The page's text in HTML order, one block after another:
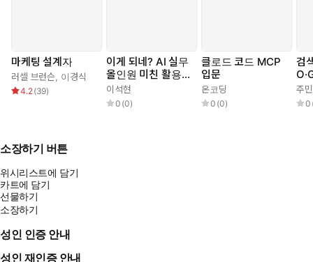
마케팅 설계자
러셀 브런슨, 이경식
4.2(39)
이게 되네? AI 실무
올인원 미친 활용법
71제
이석현
0 (0)
클로드 코드 MCP
입문
온코딩
0 (0)
검
주
0
소장하기 버튼
위시리스트에 담기
카트에 담기
선물하기
소장하기
성인 인증 안내
성인 재인증 안내